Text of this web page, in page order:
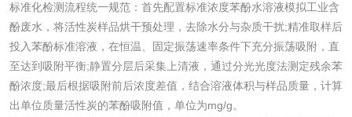
标准化检测流程统一规范：首先配置标准浓度苯酚水溶液模拟工业含
酚废水，将活性炭样品烘干预处理，去除水分与杂质干扰;精准取样后
投入苯酚标准溶液，在恒温、固定振荡速率条件下充分振荡吸附，直
至达到吸附平衡;静置分层后采集上清液，通过分光光度法测定残余苯
酚浓度;最后根据吸附前后浓度差值，结合溶液体积与样品质量，计算
出单位质量活性炭的苯酚吸附值，单位为mg/g。
活性炭检测 煤质颗粒活性炭检
测
脱硫脱硝活性炭检
测
煤质活性炭检测